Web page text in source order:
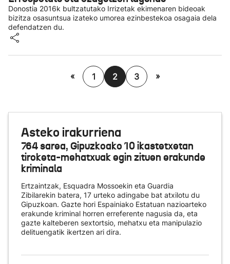
Donostia 2016k bultzatutako Irrizetak ekimenaren bideoak
bizitza osasuntsua izateko umorea ezinbestekoa osagaia dela
defendatzen du.
« 1 2 3 »
Asteko irakurriena
764 sarea, Gipuzkoako 10 ikastetxetan
tiroketa-mehatxuak egin zituen erakunde
kriminala
Ertzaintzak, Esquadra Mossoekin eta Guardia
Zibilarekin batera, 17 urteko adingabe bat atxilotu du
Gipuzkoan. Gazte hori Espainiako Estatuan nazioarteko
erakunde kriminal horren erreferente nagusia da, eta
gazte kalteberen sextortsio, mehatxu eta manipulazio
delituengatik ikertzen ari dira.